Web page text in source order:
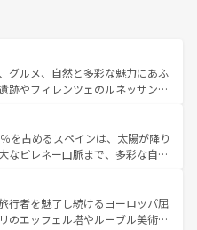
グルメ、自然と多彩な魅力にあふ
跡やフィレンツェのルネッサンス
い田園風景やアマルフィ海岸の絶
せない。観光の合間には、本場の
のイタリア料理を堪能することも
、忘れられない旅をしてみよう！
報はコンテンツ一覧 を参照してほ
を占めるスペインは、太陽が降り
なピレネー山脈まで、多彩な自然
、情熱的なフラメンコ、熱気あふ
いタパスが生活の一部となってい
練された雰囲気や、バルセロナの
行者を魅了し続けるヨーロッパ屈
のエッフェル塔やルーブル美術館